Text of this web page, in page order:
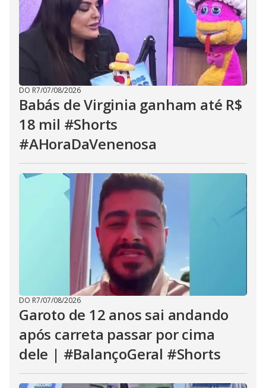
DO R7/07/08/2026
Babás de Virginia ganham até R$
18 mil #Shorts
#AHoraDaVenenosa
DO R7/07/08/2026
Garoto de 12 anos sai andando
após carreta passar por cima
dele | #BalançoGeral #Shorts